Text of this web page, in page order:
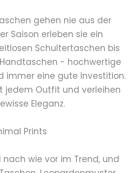
gehen nie aus der
Saison erleben sie ein
Schultertaschen bis
- hochwertige
immer eine gute Investition.
jedem Outfit und verleihen
Eleganz.
Prints
nach wie vor im Trend, und